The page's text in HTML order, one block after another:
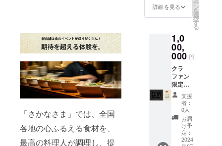
「さかなさま」では、全国
各地の心ふるえる食材を、
最高の料理人が調理し、提
付され
たラベ
ルや注
をご確
認くだ
さい。
価格
80,000
円×３ヶ
万円）
こちら
を15万
円で特
別リ
ターン
いたし
ます。
更に！
この
３ヶ
月、鈴
木が商
品をメ
Fでお食
事がで
きる
ド会員
券をお
送りし
ます。
さらに
6,000円
のお食
事券 10
枚お送
りいた
しま
す。 ※
お食事
券の有
詳細を見る ー
ン
を
選
択
す
る
1,0
00,
000 円
クラ
ファン
限定プ
ラチナ
会員券
4名様の
ご利用
まで、
【5年
間】何
支援
者：
0人
お届
け予
定：
2024